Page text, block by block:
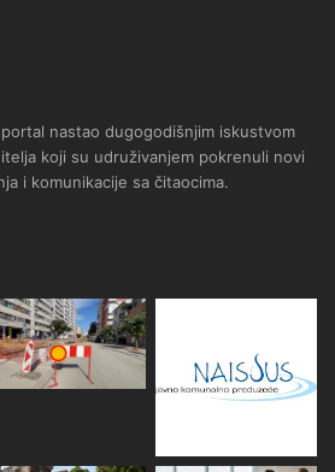
nastao dugogodišnjim iskustvom
koji su udruživanjem pokrenuli novi
i komunikacije sa čitaocima.